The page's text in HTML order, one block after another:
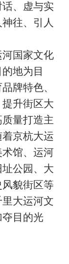
、虚与实
往、引人
国家文化
地为目
牌特色、
升街区大
量打造主
京杭大运
馆、运河
公园、大
貌街区等
大运河文
目的光